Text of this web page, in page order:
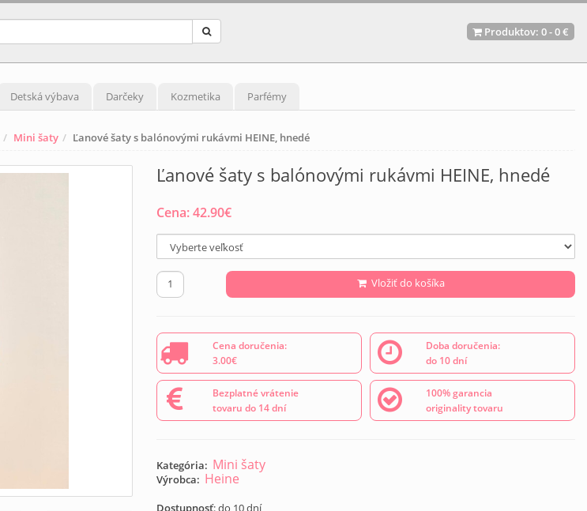
Produktov: 0-0 €
Detská výbava Darčeky Kozmetika Parfémy
Mini šaty Ľanové šaty s balónovými rukávmi HEINE, hnedé
Ľanové šaty s balónovými rukávmi HEINE, hnedé
Cena:42.90€
Vložiť do košíka
Cena doručenia:
3.00€
Doba doručenia:
do 10 dní
Bezplatné vrátenie
tovaru do 14 dní
100% garancia
originality tovaru
Kategória: Mini šaty
Výrobca: Heine
Dostupnosť: do 10 dní